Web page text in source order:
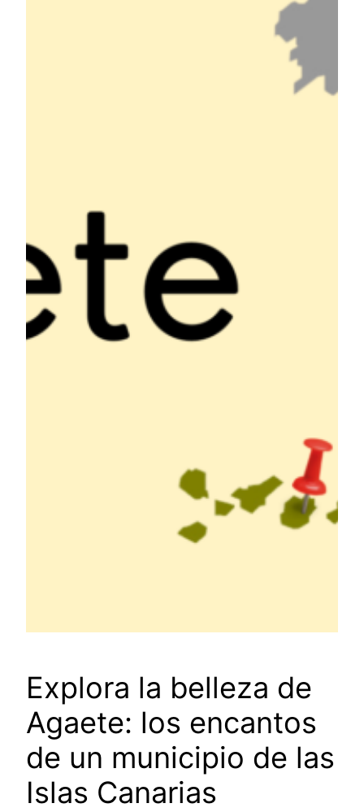
Explora la belleza de
Agaete: los encantos
de un municipio de las
Islas Canarias